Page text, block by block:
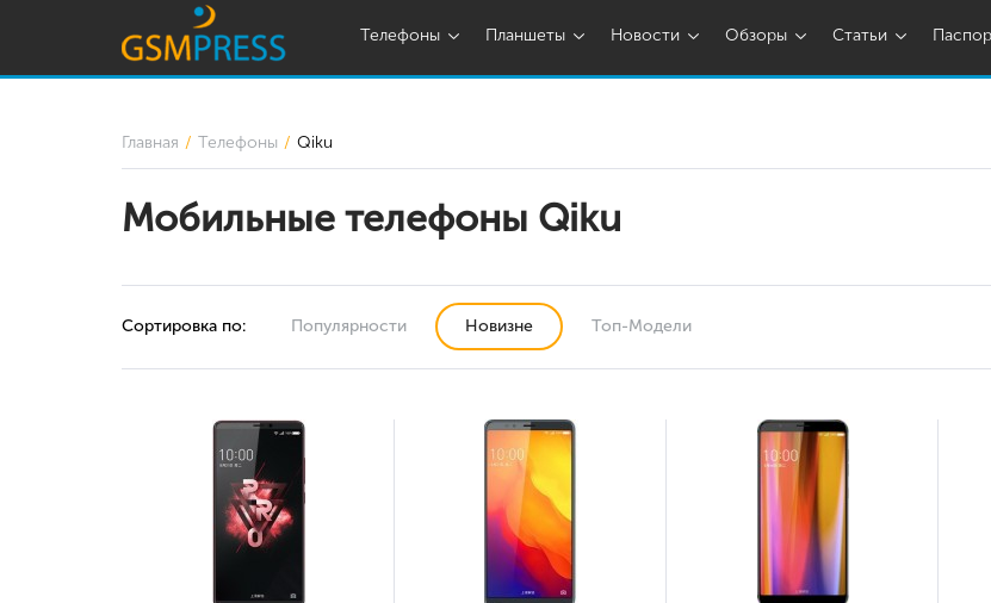
Телефоны Планшеты Новости Обзоры Статьи
Главная Телефоны Qiku
Мобильные телефоны Qiku
Сортировка по: Популярности Новизне Топ-Модели